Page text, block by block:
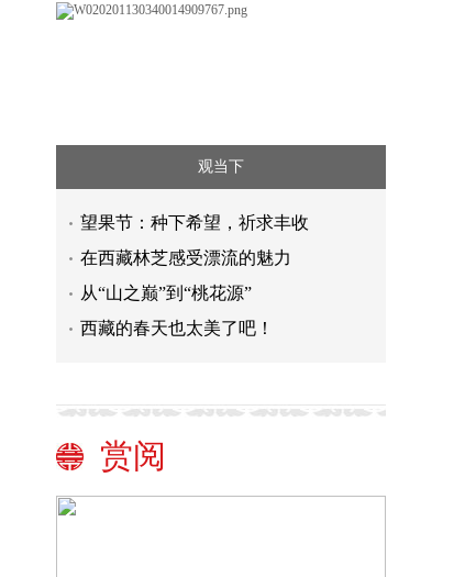
观当下
望果节：种下希望，祈求丰收
在西藏林芝感受漂流的魅力
从“山之巅”到“桃花源”
西藏的春天也太美了吧！
赏阅